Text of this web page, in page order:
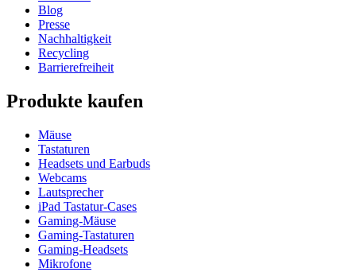
Blog
Presse
Nachhaltigkeit
Recycling
Barrierefreiheit
Produkte kaufen
Mäuse
Tastaturen
Headsets und Earbuds
Webcams
Lautsprecher
iPad Tastatur-Cases
Gaming-Mäuse
Gaming-Tastaturen
Gaming-Headsets
Mikrofone